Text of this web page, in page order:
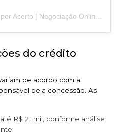
Um post compartilhado por Acerto | Negociação Online (@acerto_negocie)
do crédito
de acordo com a
pela concessão. As
até R$ 21 mil, conforme análise